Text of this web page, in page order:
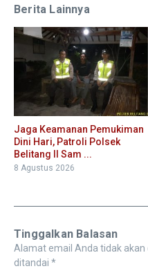
Berita Lainnya
Jaga Keamanan Pemukiman
Dini Hari, Patroli Polsek
Belitang II Sam ...
8 Agustus 2026
Tinggalkan Balasan
Alamat email Anda tidak akan
ditandai *